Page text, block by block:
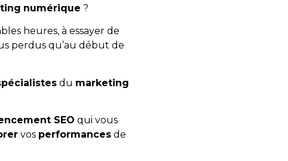
numérique ?
heures, à essayer de
perdus qu’au début de
du marketing
SEO qui vous
vos performances de